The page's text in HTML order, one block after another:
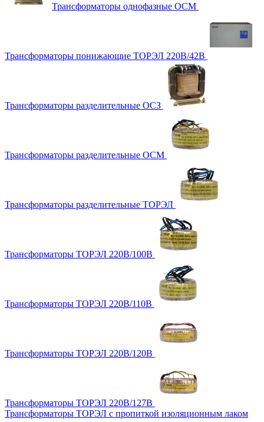
Трансформаторы однофазные ОСМ
Трансформаторы понижающие ТОРЭЛ 220В/42В
Трансформаторы разделительные ОСЗ
Трансформаторы разделительные ОСМ
Трансформаторы разделительные ТОРЭЛ
Трансформаторы ТОРЭЛ 220В/100В
Трансформаторы ТОРЭЛ 220В/110В
Трансформаторы ТОРЭЛ 220В/120В
Трансформаторы ТОРЭЛ 220В/127В
Трансформаторы ТОРЭЛ с пропиткой изоляционным лаком